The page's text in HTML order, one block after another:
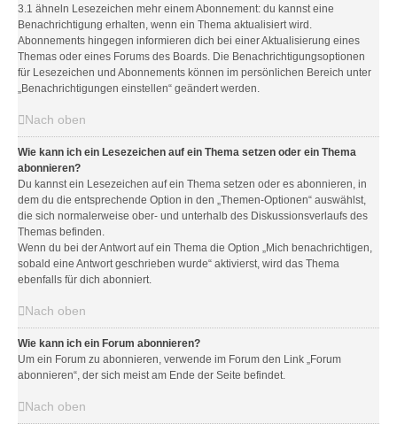
3.1 ähneln Lesezeichen mehr einem Abonnement: du kannst eine
Benachrichtigung erhalten, wenn ein Thema aktualisiert wird.
Abonnements hingegen informieren dich bei einer Aktualisierung eines
Themas oder eines Forums des Boards. Die Benachrichtigungsoptionen
für Lesezeichen und Abonnements können im persönlichen Bereich unter
„Benachrichtigungen einstellen“ geändert werden.
Nach oben
Wie kann ich ein Lesezeichen auf ein Thema setzen oder ein Thema
abonnieren?
Du kannst ein Lesezeichen auf ein Thema setzen oder es abonnieren, in
dem du die entsprechende Option in den „Themen-Optionen“ auswählst,
die sich normalerweise ober- und unterhalb des Diskussionsverlaufs des
Themas befinden.
Wenn du bei der Antwort auf ein Thema die Option „Mich benachrichtigen,
sobald eine Antwort geschrieben wurde“ aktivierst, wird das Thema
ebenfalls für dich abonniert.
Nach oben
Wie kann ich ein Forum abonnieren?
Um ein Forum zu abonnieren, verwende im Forum den Link „Forum
abonnieren“, der sich meist am Ende der Seite befindet.
Nach oben